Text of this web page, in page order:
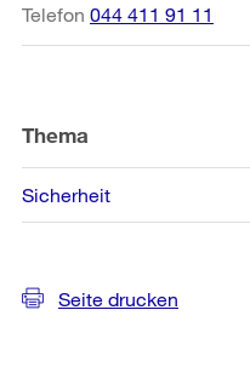
Telefon 044 411 91 11
Thema
Sicherheit
Seite drucken